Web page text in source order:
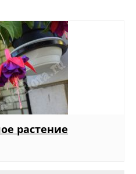
растение